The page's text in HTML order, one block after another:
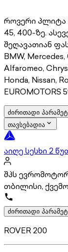
როვერი პლიტა 2,0 დიზელი,
45, 400-ზე.
შეღავათიან
BMW,
Alfaromeo,
Honda, Nissan,
EUROMOTORS
ძირითადი
თავსებადია
აიღე სესხი 2
შპს
თბილისი,
ძირითადი
ROVER 200